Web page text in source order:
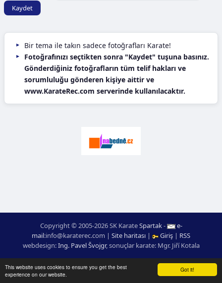
Got it!
This website uses cookies to ensure you get the best
experience on our website.
Bir tema ile takın sadece fotoğrafları Karate!
Fotoğrafınızı seçtikten sonra "Kaydet" tuşuna basınız.
Gönderdiğiniz fotoğrafların tüm telif hakları ve
sorumluluğu gönderen kişiye aittir ve
www.KarateRec.com serverinde kullanılacaktır.
Copyright © 2005-2026 SK KarateSpartak-
e-
mail:moc.ceretarak@ofni | Site haritası | Giriş | RSS
webdesign:Ing. Pavel Švojgr,sonuçlar karate: Mgr. Jiří Kotala